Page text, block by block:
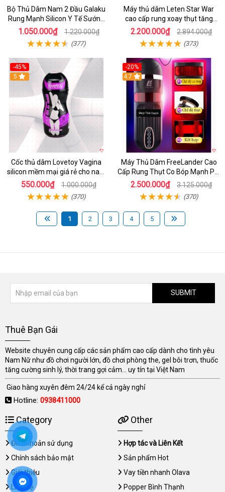
Bộ Thủ Dâm Nam 2 Đầu Galaku
Rung Mạnh Silicon Y Tế Sướng
Tột Đỉnh
1.050.000₫ 1.220.000₫
(377)
Máy thủ dâm Leten Star War
cao cấp rung xoay thụt tăng
khoái cảm
2.200.000₫ 2.894.000₫
(373)
-45%
5
Cốc thủ dâm Lovetoy Vagina
silicon mềm mại giá rẻ cho nam
cực sướng
550.000₫ 1.000.000₫
(370)
-20%
4.7
Máy Thủ Dâm FreeLander Cao
Cấp Rung Thụt Co Bóp Mạnh Pin
Sạc
2.500.000₫ 3.125.000₫
(370)
1 2 3 4 5
SUBMIT
Thuê Bạn Gái
Website chuyên cung cấp các sản phẩm cao cấp dành cho tình yêu
Nam Nữ như đồ chơi người lớn, đồ chơi phòng the, gel bôi trơn, thuốc
tăng cường sinh lý, thời trang gợi cảm... uy tín tại Việt Nam
Giao hàng xuyên đêm 24/24 kể cả ngày nghỉ
Hotline: 0938411000
Category
Điều khoản sử dụng
Chính sách bảo mật
Giới thiệu
Liên hệ
Other
Hợp tác và Liên Kết
Sản phẩm Hot
Vay tiền nhanh Olava
Popper Bình Thạnh